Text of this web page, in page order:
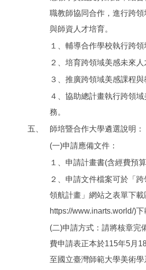
職教師協同合作，進行跨
與師資人才培育。
１、輔導合作學校執行跨領
２、培育跨領域美感未來人
３、推廣跨領域美感課程與
４、協助總計畫執行跨領
務。
五、
師培暨合作大學遴選說明：
(一)申請應備文件：
１、申請計畫書(含經費預算
２、申請文件檔案可於「
領航計畫」網站之表單下載
https://www.inarts.world/)下
(二)申請方式：請將核章完
費申請表正本於115年5月
至國立臺灣師範大學美術